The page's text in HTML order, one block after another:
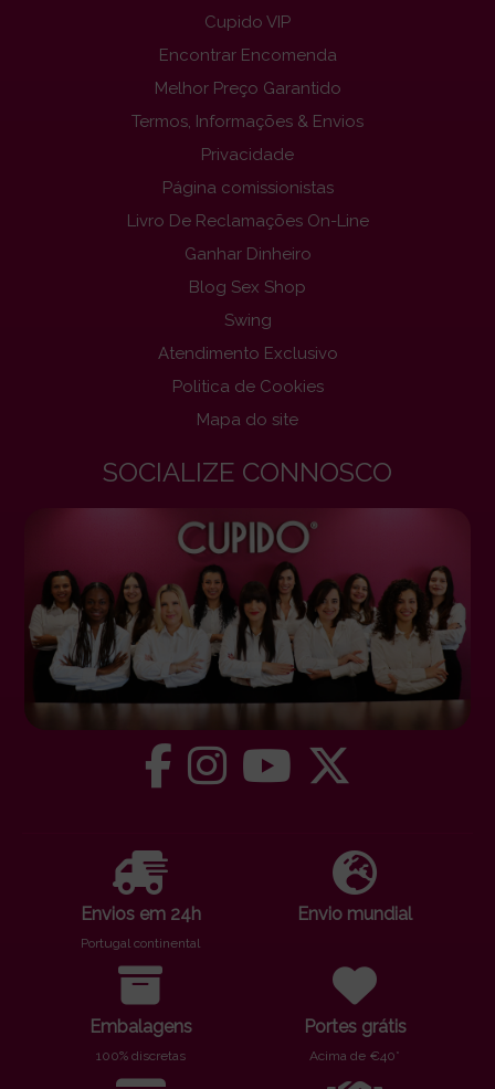
Cupido VIP
Encontrar Encomenda
Melhor Preço Garantido
Termos, Informações & Envios
Privacidade
Página comissionistas
Livro De Reclamações On-Line
Ganhar Dinheiro
Blog Sex Shop
Swing
Atendimento Exclusivo
Politica de Cookies
Mapa do site
SOCIALIZE CONNOSCO
Envios em 24h
Portugal continental
Envio mundial
Embalagens
100% discretas
Portes grátis
Acima de €40*